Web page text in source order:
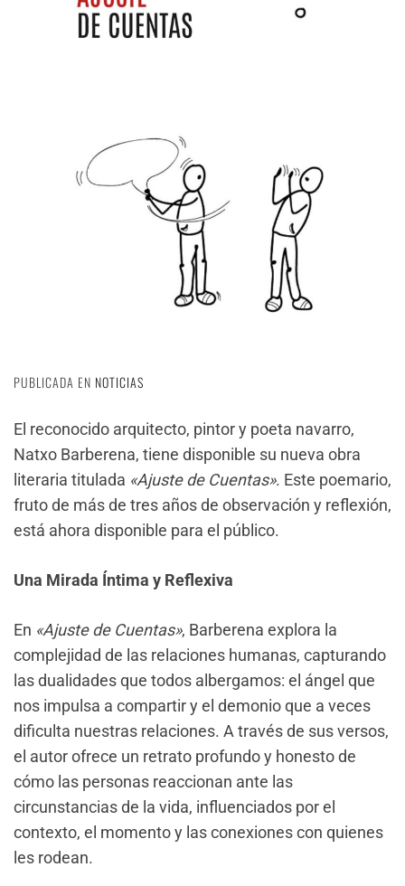
PUBLICADA EN NOTICIAS
El reconocido arquitecto, pintor y poeta navarro,
Natxo Barberena, tiene disponible su nueva obra
literaria titulada «Ajuste de Cuentas». Este poemario,
fruto de más de tres años de observación y reflexión,
está ahora disponible para el público.
Una Mirada Íntima y Reflexiva
En «Ajuste de Cuentas», Barberena explora la
complejidad de las relaciones humanas, capturando
las dualidades que todos albergamos: el ángel que
nos impulsa a compartir y el demonio que a veces
dificulta nuestras relaciones. A través de sus versos,
el autor ofrece un retrato profundo y honesto de
cómo las personas reaccionan ante las
circunstancias de la vida, influenciados por el
contexto, el momento y las conexiones con quienes
les rodean.